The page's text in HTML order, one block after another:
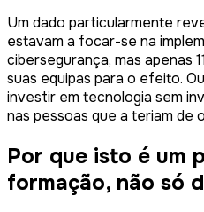
Um dado particularmente
estavam a focar-se na
cibersegurança, mas apenas
suas equipas para o efeito.
investir em tecnologia sem
nas pessoas que a teriam de
Por que isto é um
formação, não só